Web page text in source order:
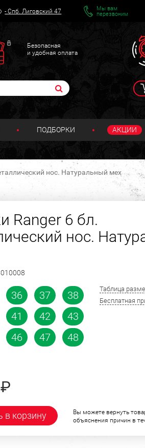
-Спб. Лиговский 47
Мы вам
перезвоним
Безопасная
и удобная оплата
ПОДБОРКИ АКЦИИ
нос. Натуральный мех
Ranger 6 бл.
нос.
36 37
38
41 42
43
46 47
48
Таблица
Бесплатная
₽
в корзину
Вы можете вернуть
объяснения причин в